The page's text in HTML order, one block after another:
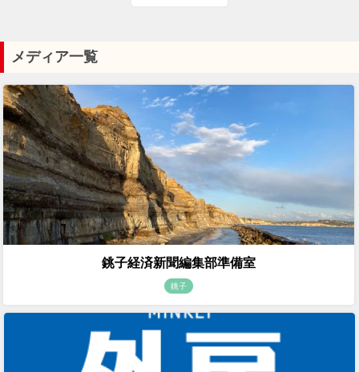
メディア一覧
銚子経済新聞編集部準備室
銚子